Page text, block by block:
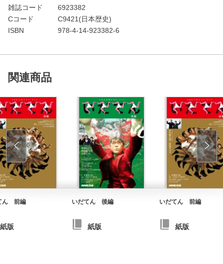
雑誌コード
6923382
Cコード
C9421(日本歴史)
ISBN
978-4-14-923382-6
関連商品
ん 前編
紙版
いだてん 後編
紙版
いだてん 前編
紙版